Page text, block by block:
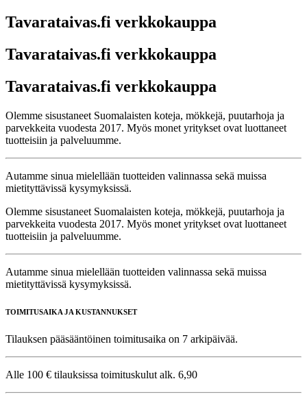
Tavarataivas.fi verkkokauppa
Tavarataivas.fi verkkokauppa
Tavarataivas.fi verkkokauppa
Olemme sisustaneet Suomalaisten koteja, mökkejä, puutarhoja ja
parvekkeita vuodesta 2017. Myös monet yritykset ovat luottaneet
tuotteisiin ja palveluumme.
Autamme sinua mielellään tuotteiden valinnassa sekä muissa
mietityttävissä kysymyksissä.
Olemme sisustaneet Suomalaisten koteja, mökkejä, puutarhoja ja
parvekkeita vuodesta 2017. Myös monet yritykset ovat luottaneet
tuotteisiin ja palveluumme.
Autamme sinua mielellään tuotteiden valinnassa sekä muissa
mietityttävissä kysymyksissä.
TOIMITUSAIKA JA KUSTANNUKSET
Tilauksen pääsääntöinen toimitusaika on 7 arkipäivää.
Alle 100 € tilauksissa toimituskulut alk. 6,90